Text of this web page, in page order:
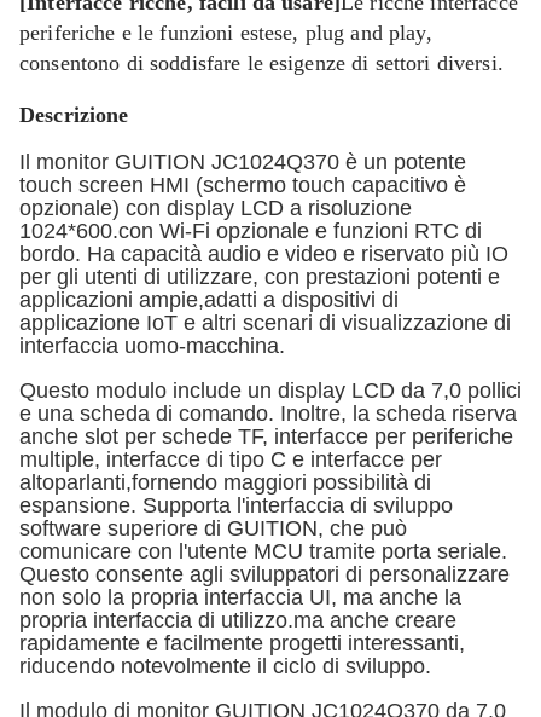
periferiche e le funzioni estese, plug and play,
consentono di soddisfare le esigenze di settori diversi.
Descrizione
Il monitor GUITION JC1024Q370 è un potente
touch screen HMI (schermo touch capacitivo è
opzionale) con display LCD a risoluzione
1024*600.con Wi-Fi opzionale e funzioni RTC di
bordo. Ha capacità audio e video e riservato più IO
per gli utenti di utilizzare, con prestazioni potenti e
applicazioni ampie,adatti a dispositivi di
applicazione IoT e altri scenari di visualizzazione di
interfaccia uomo-macchina.
Questo modulo include un display LCD da 7,0 pollici
e una scheda di comando. Inoltre, la scheda riserva
anche slot per schede TF, interfacce per periferiche
multiple, interfacce di tipo C e interfacce per
altoparlanti,fornendo maggiori possibilità di
espansione. Supporta l'interfaccia di sviluppo
software superiore di GUITION, che può
comunicare con l'utente MCU tramite porta seriale.
Questo consente agli sviluppatori di personalizzare
non solo la propria interfaccia UI, ma anche la
propria interfaccia di utilizzo.ma anche creare
rapidamente e facilmente progetti interessanti,
riducendo notevolmente il ciclo di sviluppo.
Il modulo di monitor GUITION JC1024Q370 da 7,0